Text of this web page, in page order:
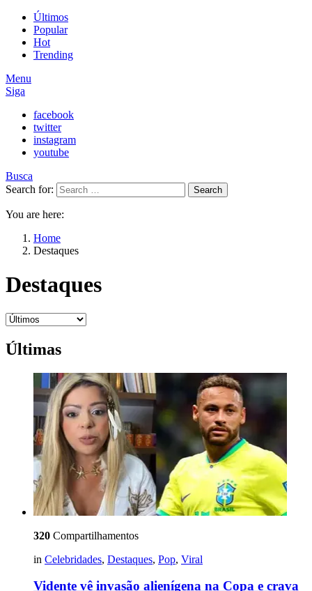
Últimos
Popular
Hot
Trending
Menu
Siga
facebook
twitter
instagram
youtube
Busca
Search for:
Search
You are here:
Home
Destaques
Destaques
Últimas
320 Compartilhamentos
in Celebridades, Destaques, Pop, Viral
Vidente vê invasão alienígena na Copa e crava